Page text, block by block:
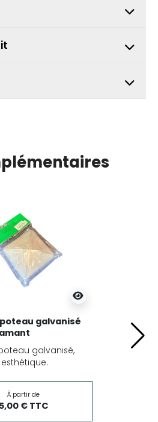
galvanisé
galvanisé,
À partir de
5,00 € TTC